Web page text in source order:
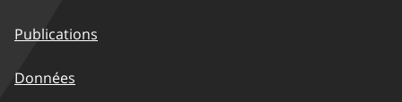
Publications
Données